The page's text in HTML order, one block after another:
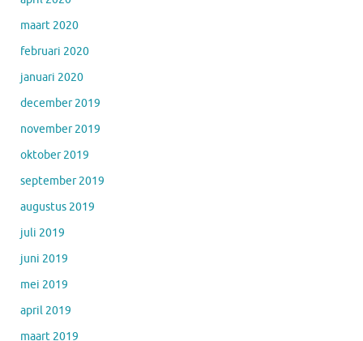
maart 2020
februari 2020
januari 2020
december 2019
november 2019
oktober 2019
september 2019
augustus 2019
juli 2019
juni 2019
mei 2019
april 2019
maart 2019